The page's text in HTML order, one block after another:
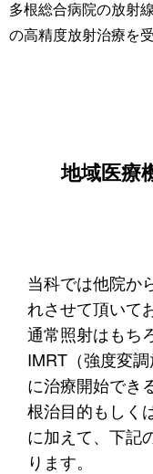
多根総合病院の放射
の高精度放射治療を
地域医療
当科では他院か
れさせて頂いて
通常照射はもち
IMRT（強度変
に治療開始でき
根治目的もしく
に加えて、下記
ります。